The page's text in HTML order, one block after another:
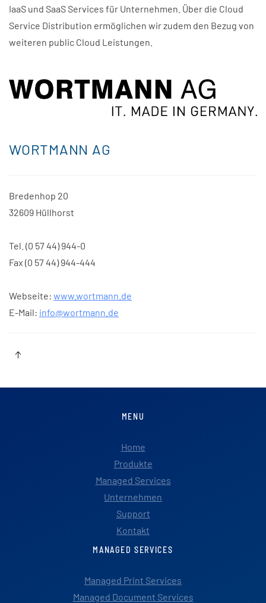
IaaS und SaaS Services für Unternehmen. Über die Cloud
Service Distribution ermöglichen wir zudem den Bezug von
weiteren public Cloud Leistungen.
WORTMANN AG
Bredenhop 20
32609 Hüllhorst
Tel. (0 57 44) 944-0
Fax (0 57 44) 944-444
Webseite: www.wortmann.de
E-Mail: info@wortmann.de
MENU
Home
Produkte
Managed Services
Unternehmen
Support
Kontakt
MANAGED SERVICES
Managed Print Services
Managed Document Services